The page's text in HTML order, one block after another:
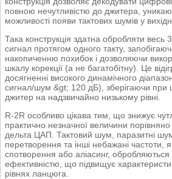
повною нечутливістю до джитера,
можливості появи тактових шумів у
Така конструкція здатна обробляти весь
сигнал протягом одного такту,
накопиченню похибок і дозволяючи
шкалу корекції (а не багатобітну). Це
досягненні високого динамічного
сигнал/шум &gt; 120 дБ), зберігаючи при
джитер на надзвичайно низькому рівні.
R-2R особливо цікава тим, що знижує
практично незначної величини
дельта ЦАП. Тактовий шум, паразитні
перетворення та інші небажані частоти,
спотворення або аліасинг,
ефективністю, що підвищує
рівнях ланцюга.